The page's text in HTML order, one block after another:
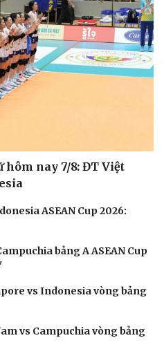
Câu chuyện thời sự
Đọc truyện đêm khuya
Cửa sổ tình yêu
Kể chuyện cho bé
Hạt giống tâm hồn
hôm nay 7/8: ĐT Việt
ASEAN Cup 2026:
bảng A ASEAN Cup
vs Indonesia vòng bảng
vs Campuchia vòng bảng